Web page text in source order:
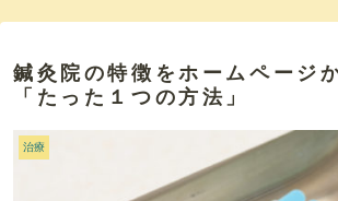
鍼灸院の特徴をホームページ
「たった１つの方法」
治療